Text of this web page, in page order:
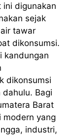
ini digunakan
sejak
tawar
dikonsumsi.
kandungan
dikonsumsi
Bagi
Barat
modern yang
industri,